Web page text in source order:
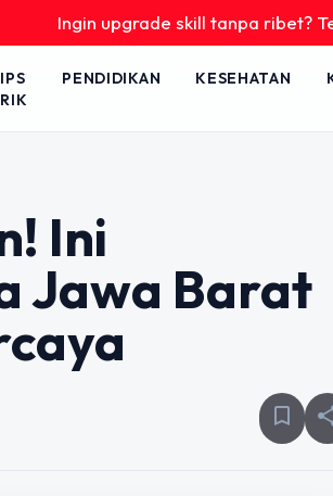
upgrade skill tanpa ribet? Temukan
PENDIDIKAN KESEHATAN
Ini
Jawa Barat
bookmark_border